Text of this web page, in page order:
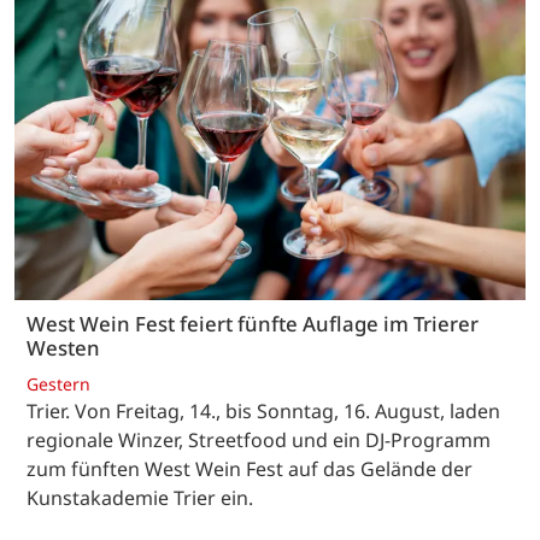
West Wein Fest feiert fünfte Auflage im Trierer
Westen
Gestern
Trier. Von Freitag, 14., bis Sonntag, 16. August, laden
regionale Winzer, Streetfood und ein DJ-Programm
zum fünften West Wein Fest auf das Gelände der
Kunstakademie Trier ein.